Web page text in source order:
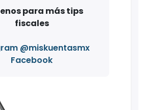
para más tips
fiscales
@miskuentasmx
Facebook